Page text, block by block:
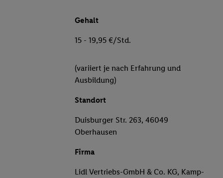
Gehalt
15 - 19,95 €/Std.
(variiert je nach Erfahrung und
Ausbildung)
Standort
Duisburger Str. 263, 46049
Oberhausen
Firma
Lidl Vertriebs-GmbH & Co. KG, Kamp-